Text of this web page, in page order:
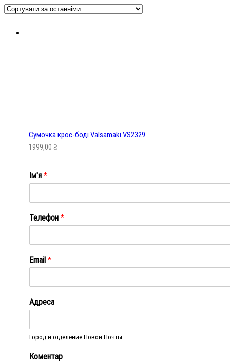
Сумочка крос-боді Valsamaki VS2329
1999,00 ₴
Ім'я *
Телефон *
Email *
Адреса
Город и отделение Новой Почты
Коментар